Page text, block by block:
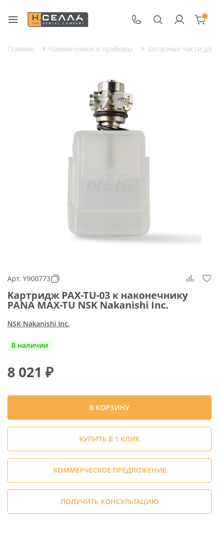
0
Главная Наконечники и приборы Запасные части для
Арт. Y900773
Kартридж PAX-TU-03 к наконечнику
PANA MAX-TU NSK Nakanishi Inc.
NSK Nakanishi Inc.
В наличии
8 021 ₽
В КОРЗИНУ
КУПИТЬ В 1 КЛИК
КОММЕРЧЕСКОЕ ПРЕДЛОЖЕНИЕ
ПОЛУЧИТЬ КОНСУЛЬТАЦИЮ